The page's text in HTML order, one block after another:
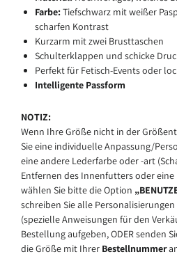
Farbe:Tiefschwarz mit weißer
scharfen Kontrast
Kurzarm mit zwei Brusttaschen
Schulterklappen und schicke
Perfekt für Fetisch-Events oder
Intelligente Passform
NOTIZ:
Wenn Ihre Größe nicht in der
Sie eine individuelle Anpassung/
eine andere Lederfarbe oder -art
Entfernen des Innenfutters oder eine
wählen Sie bitte die Option
schreiben Sie alle
(spezielle Anweisungen für den
Bestellung aufgeben, ODER senden
die Größe mit Ihrer Bestellnummer